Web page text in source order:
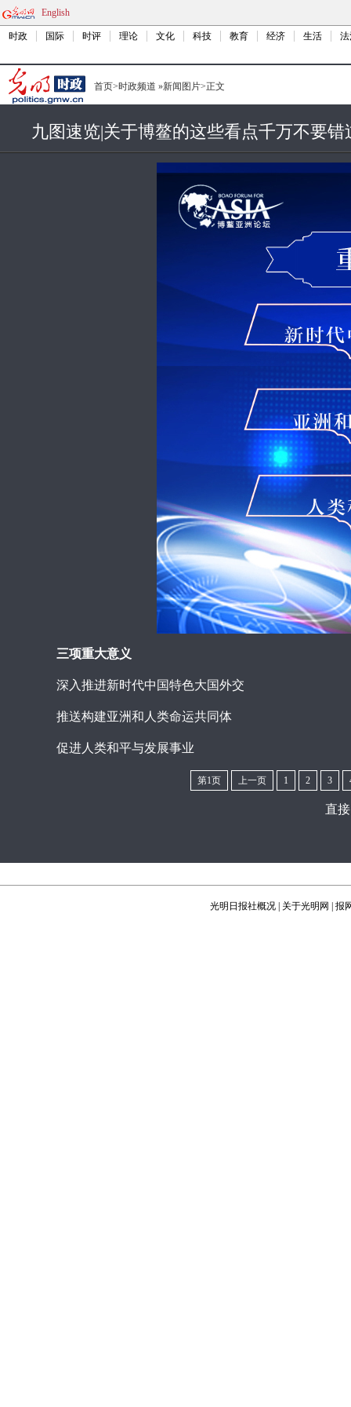
English
时政 国际 时评 理论 文化 科技 教育 经济 生活
首页>时政频道 »新闻图片>正文
九图速览|关于博鳌的这些看点千万不要错
三项重大意义
深入推进新时代中国特色大国外交
推送构建亚洲和人类命运共同体
促进人类和平与发展事业
第1页 上一页 1 2 3
直
光明日报社概况 关于光明网 报